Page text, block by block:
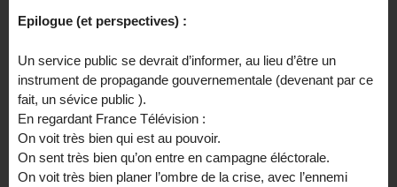
Epilogue (et perspectives) :
Un service public se devrait d’informer, au lieu d’être un
instrument de propagande gouvernementale (devenant par ce
fait, un sévice public ).
En regardant France Télévision :
On voit très bien qui est au pouvoir.
On sent très bien qu’on entre en campagne éléctorale.
On voit très bien planer l’ombre de la crise, avec l’ennemi